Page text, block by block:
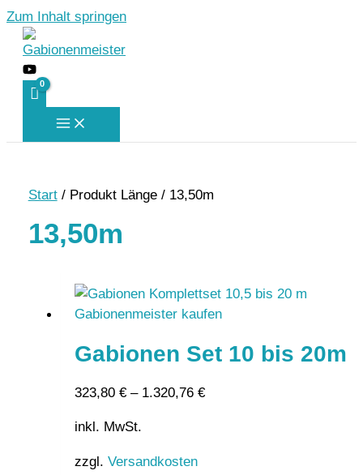
Zum Inhalt springen
Start/ Produkt Länge / 13,50m
13,50m
Gabionen Set 10 bis 20m
323,80 €– 1.320,76 €
inkl. MwSt.
zzgl. Versandkosten